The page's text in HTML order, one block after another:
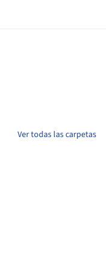
Ver todas las carpetas